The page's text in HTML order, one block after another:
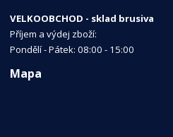
VELKOOBCHOD - sklad brusiva
Příjem a výdej zboží:
Pondělí - Pátek: 08:00 - 15:00
Mapa